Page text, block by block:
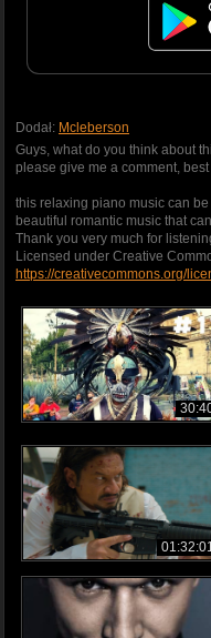
Dodał: Mcleberson
Guys, what do you think about
please give me a comment, best
this relaxing piano music can
beautiful romantic music that
Thank you very much for
Licensed under Creative
https://creativecommons.org/